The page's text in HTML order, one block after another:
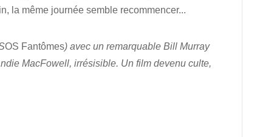
la même journée semble recommencer...
OS Fantômes) avec un remarquable Bill Murray
MacFowell, irrésisible. Un film devenu culte,